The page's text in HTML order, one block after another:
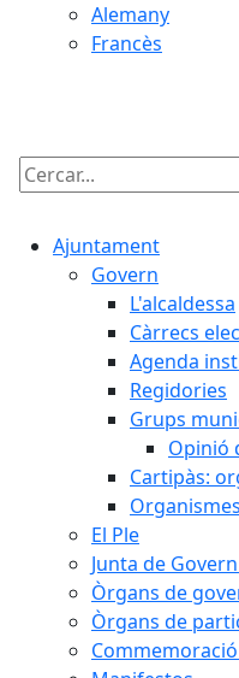
Alemany
Francès
Cercar:
Ajuntament
Govern
L'alcaldessa
Càrrecs
Agenda
Regidories
Grups
Opinió
Cartipàs:
El Ple
Junta de
Òrgans de
Òrgans de